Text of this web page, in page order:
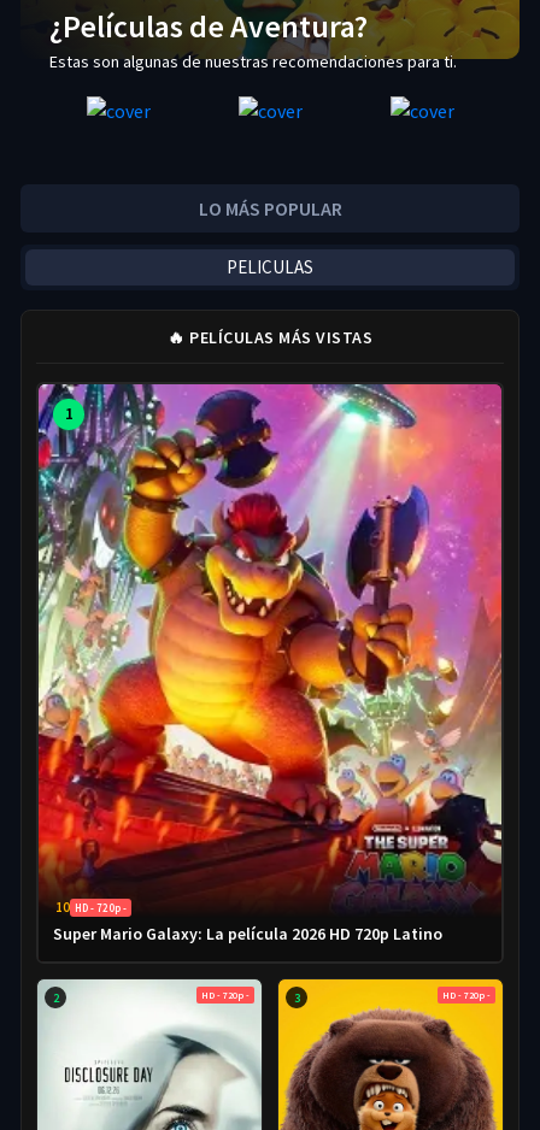
¿Películas de Aventura?
Estas son algunas de nuestras recomendaciones para ti.
LO MÁS POPULAR
PELICULAS
🔥 PELÍCULAS MÁS VISTAS
1
10 HD - 720p -
Super Mario Galaxy: La película 2026 HD 720p Latino
2 HD - 720p - 3 HD - 720p -